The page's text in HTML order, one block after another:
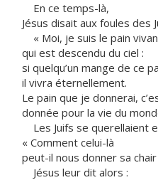
En ce temps-là,
Jésus disait aux foules des
« Moi, je suis le pain
qui est descendu du ciel :
si quelqu’un mange de ce
il vivra éternellement.
Le pain que je donnerai,
donnée pour la vie du
Les Juifs se querellaient
« Comment celui-là
peut-il nous donner sa
Jésus leur dit alors :